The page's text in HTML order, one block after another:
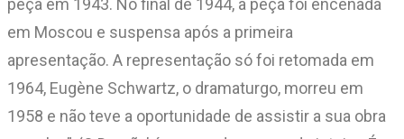
peça em 1943. No final de 1944, a peça foi encenada
em Moscou e suspensa após a primeira
apresentação. A representação só foi retomada em
1964, Eugène Schwartz, o dramaturgo, morreu em
1958 e não teve a oportunidade de assistir a sua obra